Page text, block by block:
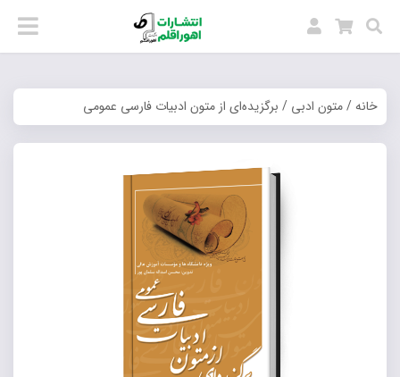
خانه/متون ادبی / برگزیده‌ای از متون ادبیات فارسی عمومی